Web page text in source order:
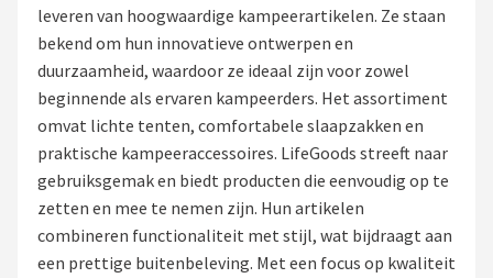
Slaapzakken
Slaapmatten
POPULAIRE MERKEN
leveren van hoogwaardige kampeerartikelen. Ze staan
bekend om hun innovatieve ontwerpen en
duurzaamheid, waardoor ze ideaal zijn voor zowel
beginnende als ervaren kampeerders. Het assortiment
omvat lichte tenten, comfortabele slaapzakken en
praktische kampeeraccessoires. LifeGoods streeft naar
gebruiksgemak en biedt producten die eenvoudig op te
zetten en mee te nemen zijn. Hun artikelen
combineren functionaliteit met stijl, wat bijdraagt aan
een prettige buitenbeleving. Met een focus op kwaliteit